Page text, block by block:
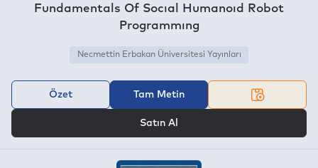
Fundamentals Of Socıal Humanoıd Robot
Programmıng
Necmettin Erbakan Üniversitesi Yayınları
Özet Tam Metin
Satın Al